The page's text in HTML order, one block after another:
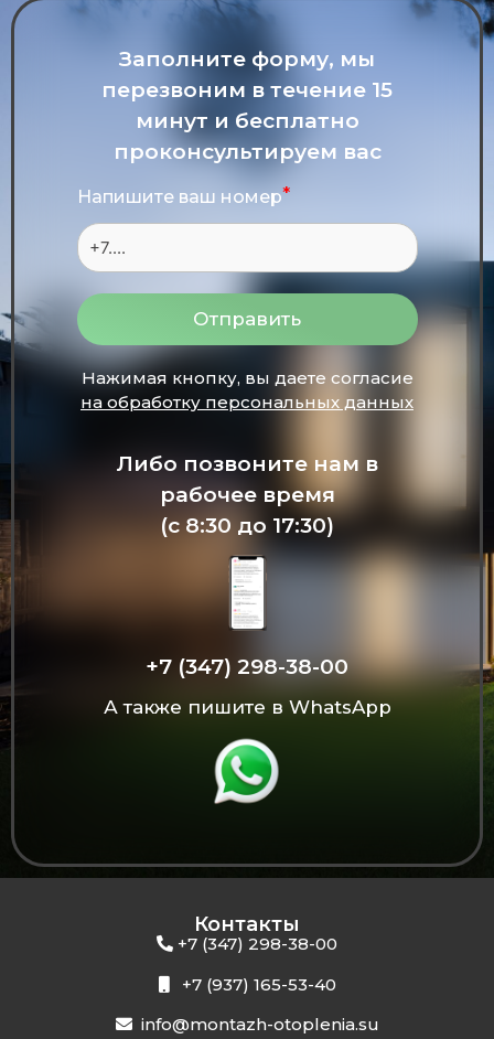
Заполните форму, мы
перезвоним в течение 15
минут и бесплатно
проконсультируем вас
Напишите ваш номер
Отправить
Нажимая кнопку, вы даете согласие
на обработку персональных данных
Либо позвоните нам в
рабочее время
(с 8:30 до 17:30)
+7 (347) 298-38-00
А также пишите в WhatsApp
Контакты
+7 (347) 298-38-00
+7 (937) 165-53-40
info@montazh-otoplenia.su